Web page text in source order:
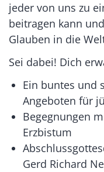
jeder von uns zu
beitragen kann
Glauben in die
Sei dabei! Dich
Ein buntes und
Angeboten für
Begegnungen
Erzbistum
Gerd Richard